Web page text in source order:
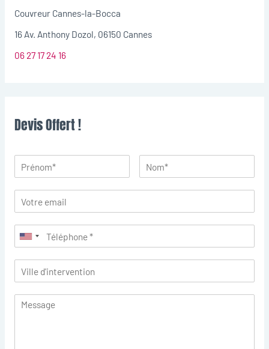
Couvreur Cannes-la-Bocca
16 Av. Anthony Dozol, 06150 Cannes
06 27 17 24 16
Devis Offert !